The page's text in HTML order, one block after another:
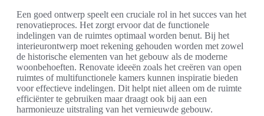
Een goed ontwerp speelt een cruciale rol in het succes van het
renovatieproces. Het zorgt ervoor dat de functionele
indelingen van de ruimtes optimaal worden benut. Bij het
interieurontwerp moet rekening gehouden worden met zowel
de historische elementen van het gebouw als de moderne
woonbehoeften. Renovate ideeën zoals het creëren van open
ruimtes of multifunctionele kamers kunnen inspiratie bieden
voor effectieve indelingen. Dit helpt niet alleen om de ruimte
efficiënter te gebruiken maar draagt ook bij aan een
harmonieuze uitstraling van het vernieuwde gebouw.